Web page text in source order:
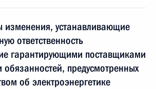
изменения, устанавливающие
ответственность
гарантирующими поставщиками
обязанностей, предусмотренных
об электроэнергетике